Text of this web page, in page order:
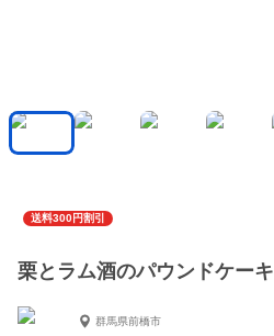
送料300円割引
栗とラム酒のパウンドケーキ
群馬県前橋市